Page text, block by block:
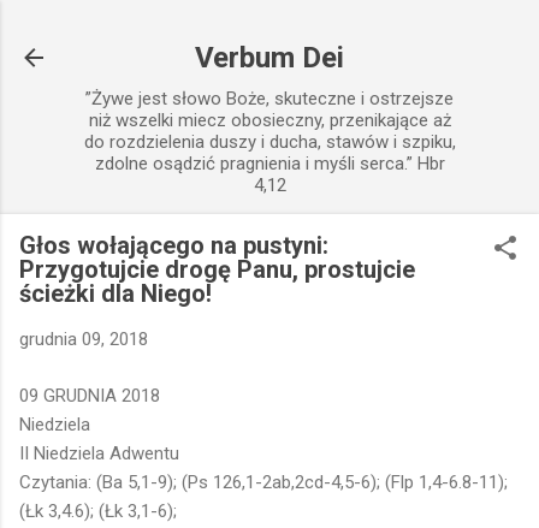
Verbum Dei
”Żywe jest słowo Boże, skuteczne i ostrzejsze
niż wszelki miecz obosieczny, przenikające aż
do rozdzielenia duszy i ducha, stawów i szpiku,
zdolne osądzić pragnienia i myśli serca.” Hbr
4,12
Głos wołającego na pustyni:
Przygotujcie drogę Panu, prostujcie
ścieżki dla Niego!
grudnia 09, 2018
09 GRUDNIA 2018
Niedziela
II Niedziela Adwentu
Czytania: (Ba 5,1-9); (Ps 126,1-2ab,2cd-4,5-6); (Flp 1,4-6.8-11);
(Łk 3,4.6); (Łk 3,1-6);